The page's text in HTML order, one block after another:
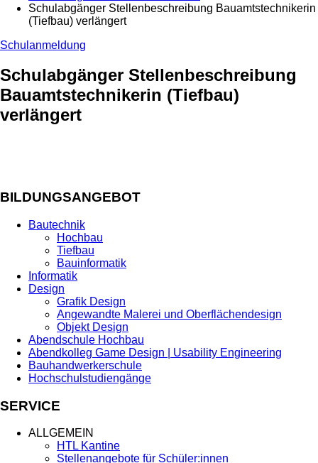
Schulabgänger Stellenbeschreibung Bauamtstechnikerin
(Tiefbau) verlängert
Schulanmeldung
Schulabgänger Stellenbeschreibung
Bauamtstechnikerin (Tiefbau)
verlängert
BILDUNGSANGEBOT
Bautechnik
Hochbau
Tiefbau
Bauinformatik
Informatik
Design
Grafik Design
Angewandte Malerei und Oberflächendesign
Objekt Design
Abendschule Hochbau
Abendkolleg Game Design | Usability Engineering
Bauhandwerkerschule
Hochschulstudiengänge
SERVICE
ALLGEMEIN
HTL Kantine
Stellenangebote für Schüler:innen